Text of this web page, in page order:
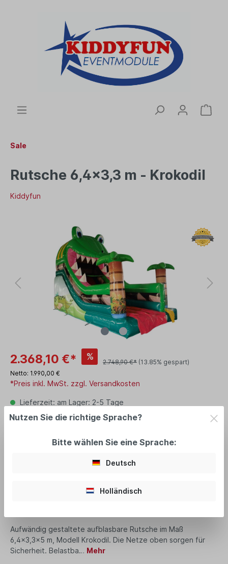
Sale
Rutsche 6,4x3,3 m - Krokodil
Kiddyfun
2.368,10 €* %
2.748,90 €* (13.85% gespart)
Netto: 1.990,00 €
*Preis inkl. MwSt. zzgl. Versandkosten
Lieferzeit: am Lager: 2-5 Tage
Aufwändig gestaltete aufblasbare Rutsche im Maß
6,4x3,3x5 m, Modell Krokodil. Die Netze oben sorgen für
Sicherheit. Belastba… Mehr
Nutzen Sie die richtige Sprache?
Bitte wählen Sie eine Sprache:
Deutsch
Holländisch